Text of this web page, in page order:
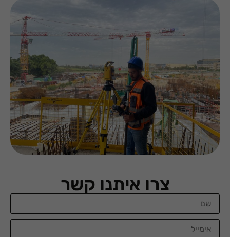
צרו איתנו קשר